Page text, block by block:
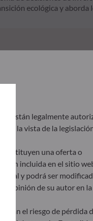
ecológica y aborda
están legalmente
a la vista de la
una oferta o
incluida en el sitio
y podrá ser
opinión de su autor en la
el riesgo de pérdida